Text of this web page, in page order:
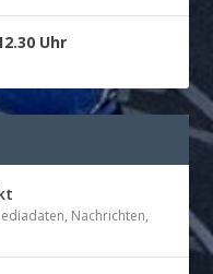
Uhr
, Nachrichten,